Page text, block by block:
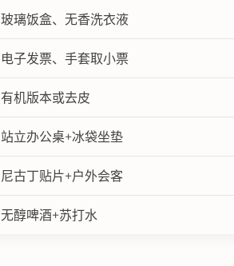
玻璃饭盒、无香洗衣液
电子发票、手套取小票
有机版本或去皮
站立办公桌+冰袋坐垫
尼古丁贴片+户外会客
无醇啤酒+苏打水